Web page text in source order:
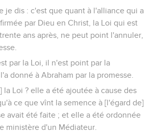
je dis : c'est que quant à l'alliance qui a
par Dieu en Christ, la Loi qui est
ans après, ne peut point l'annuler,
par la Loi, il n'est point par la
donné à Abraham par la promesse.
la Loi ? elle a été ajoutée à cause des
ce que vînt la semence à [l'égard de]
avait été faite ; et elle a été ordonnée
ministère d'un Médiateur.